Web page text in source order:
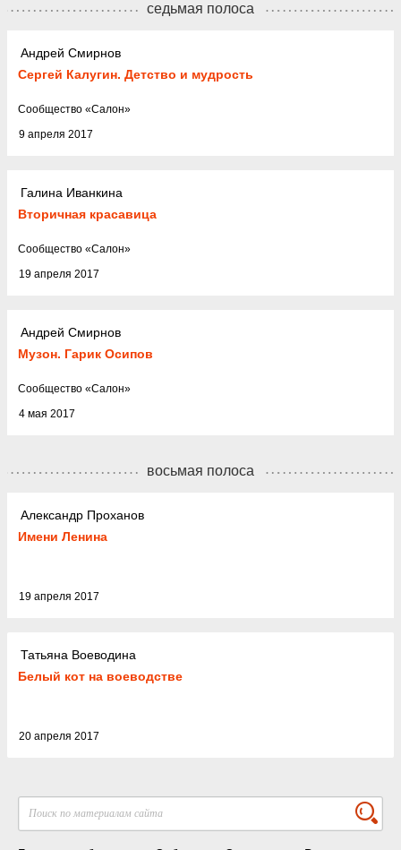
седьмая полоса
Андрей Смирнов
Сергей Калугин. Детство и мудрость
9 апреля 2017
Cообщество «Салон»
Галина Иванкина
Вторичная красавица
19 апреля 2017
Cообщество «Салон»
Андрей Смирнов
Музон. Гарик Осипов
4 мая 2017
Cообщество «Салон»
восьмая полоса
Александр Проханов
Имени Ленина
19 апреля 2017
Татьяна Воеводина
Белый кот на воеводстве
20 апреля 2017